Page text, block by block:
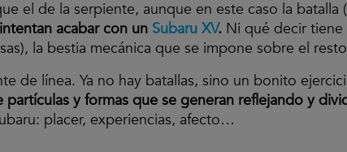
el de la serpiente, aunque en este caso la
acabar con un Subaru XV. Ni qué decir
la bestia mecánica que se impone sobre el
de línea. Ya no hay batallas, sino un bonito
y formas que se generan reflejando y
placer, experiencias, afecto…